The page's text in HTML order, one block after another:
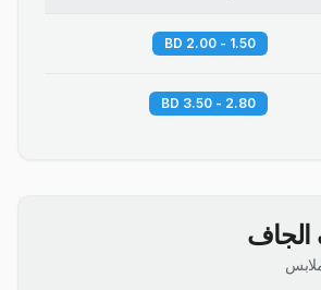
1.50 - 2.00 BD
2.80 - 3.50 BD
الجاف